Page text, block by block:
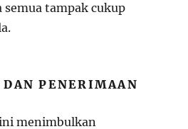
tampak cukup
PENERIMAAN
menimbulkan